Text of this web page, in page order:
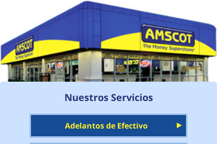
Nuestros Servicios
Adelantos de Efectivo